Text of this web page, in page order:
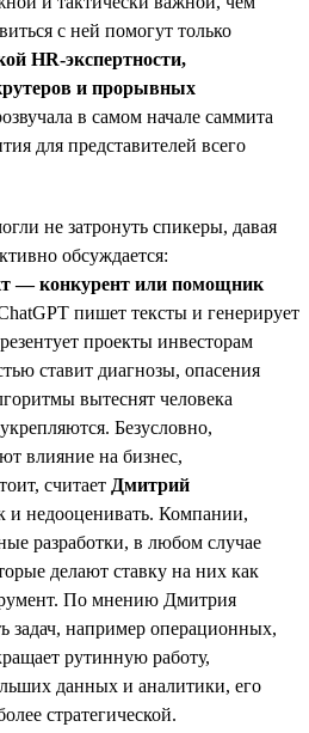
с ней помогут только
HR-экспертности,
и прорывных
в самом начале саммита
для представителей всего
не затронуть спикеры, давая
обсуждается:
— конкурент или помощник
пишет тексты и генерирует
проекты инвесторам
ставит диагнозы, опасения
вытеснят человека
Безусловно,
влияние на бизнес,
считает Дмитрий
и недооценивать. Компании,
разработки, в любом случае
делают ставку на них как
По мнению Дмитрия
задач, например операционных,
рутинную работу,
данных и аналитики, его
стратегической.